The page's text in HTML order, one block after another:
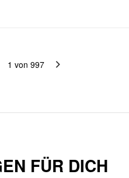
1 von 997
FÜR DICH